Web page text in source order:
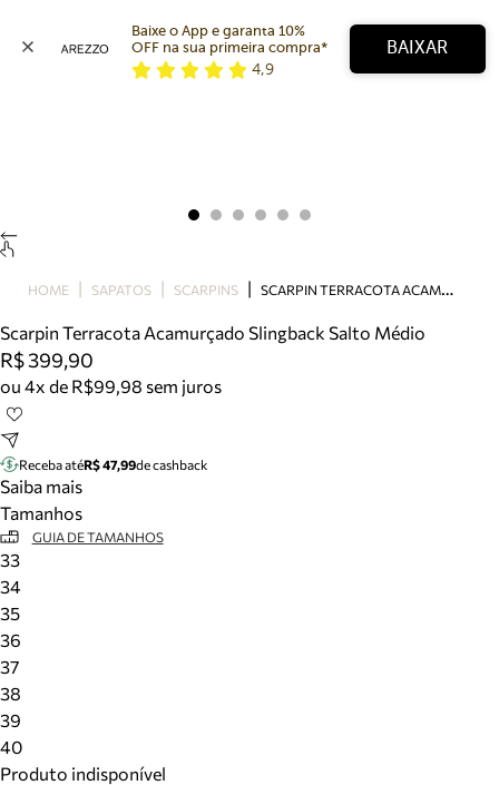
Bolsa
Tamanco
Tênis
Mule
Tire dúvidas sobre pedidos, devoluções e mais.
Meus pedidos
Acompanhe seus pedidos e solicite devoluções.
Baixe o App e garanta 10%
OFF na sua primeira compra*
4,9
BAIXAR
HOME SAPATOS SCARPINS S
CARPIN TERRACOTA ACAMURÇADO SLINGBACK SALTO MÉDIO
Scarpin Terracota Acamurçado Slingback Salto Médio
R$ 399,90
ou 4x de R$99,98 sem juros
Receba atéR$ 47,99de cashback
Saiba mais
Tamanhos
GUIA DE TAMANHOS
33
34
35
36
37
38
39
40
Produto indisponível